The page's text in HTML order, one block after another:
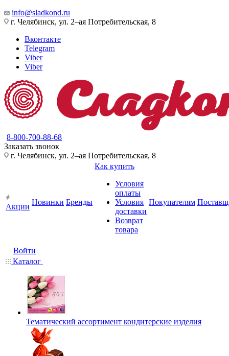
info@sladkond.ru
г. Челябинск, ул. 2–ая Потребительская, 8
Вконтакте
Telegram
Viber
Viber
8-800-700-88-68
Заказать звонок
г. Челябинск, ул. 2–ая Потребительская, 8
Акции
Новинки Бренды
Как купить
Условия
оплаты
Условия
доставки
Возврат
товара
Покупателям
Войти
Каталог
Тематический ассортимент кондитерские изделия